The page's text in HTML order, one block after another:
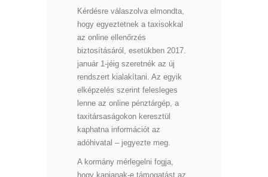
Kérdésre válaszolva elmondta,
hogy egyeztetnek a taxisokkal
az online ellenőrzés
biztosításáról, esetükben 2017.
január 1-jéig szeretnék az új
rendszert kialakítani. Az egyik
elképzelés szerint felesleges
lenne az online pénztárgép, a
taxitársaságokon keresztül
kaphatna információt az
adóhivatal – jegyezte meg.
A kormány mérlegelni fogja,
hogy kapjanak-e támogatást az